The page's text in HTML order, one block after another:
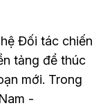
Đối tác chiến
tảng để thúc
mới. Trong
-